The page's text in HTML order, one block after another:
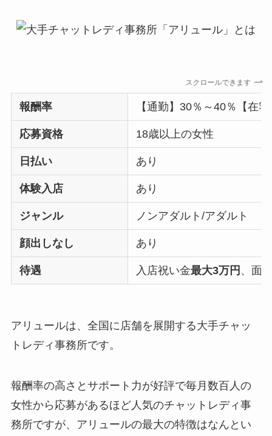
スクロールできます
報酬率 【通勤】30％～40％【在
応募資格 18歳以上の女性
日払い あり
体験入店 あり
ジャンル ノンアダルト/アダルト
顔出しなし あり
待遇 入店祝い金最大3万円 、面
アリュールは、全国に店舗を展開する大手チャッ
トレディ事務所です。
報酬率の高さとサポート力が好評で毎月数百人の
女性から応募があるほど人気のチャットレディ事
務所ですが、アリュールの最大の特徴はなんとい